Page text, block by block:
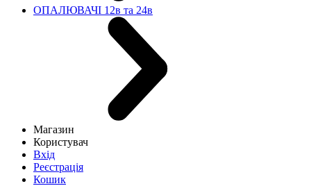
ОПАЛЮВАЧІ 12в та 24в
Магазин
Користувач
Вхід
Реєстрація
Кошик